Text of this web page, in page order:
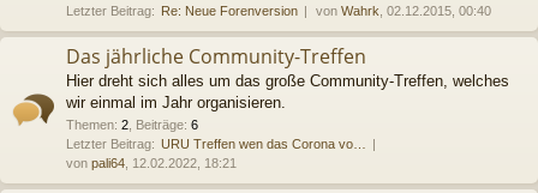
Letzter Beitrag: Re: Neue Forenversion von Wahrk , 02.12.2015, 00:40
Das jährliche Community-Treffen
Hier dreht sich alles um das große Community-Treffen, welches
wir einmal im Jahr organisieren.
Themen: 2 Beiträge: 6
Letzter Beitrag: URU Treffen wen das Corona vo…
von pali64 , 12.02.2022, 18:21